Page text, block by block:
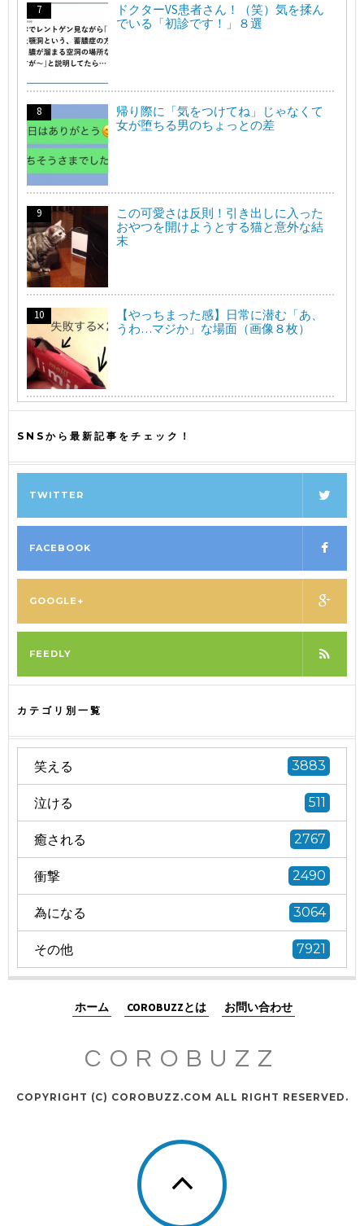
ドクターVS患者さん！（笑）気を揉ん
でいる「初診です！」８選
帰り際に「気をつけてね」じゃなくて
女が堕ちる男のちょっとの差
この可愛さは反則！引き出しに入った
おやつを開けようとする猫と意外な結
末
【やっちまった感】日常に潜む「あ、
うわ…マジか」な場面（画像８枚）
SNSから最新記事をチェック！
TWITTER
FACEBOOK
GOOGLE+
FEEDLY
カテゴリ別一覧
笑える 3883
泣ける 511
癒される 2767
衝撃 2490
為になる 3064
その他 7921
ホーム COROBUZZとは お問い合わせ
COROBUZZ
COPYRIGHT (C) COROBUZZ.COM ALL RIGHT RESERVED.